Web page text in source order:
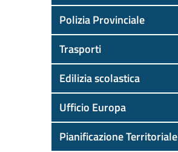
Polizia Provinciale
Trasporti
Edilizia scolastica
Ufficio Europa
Pianificazione Territoriale